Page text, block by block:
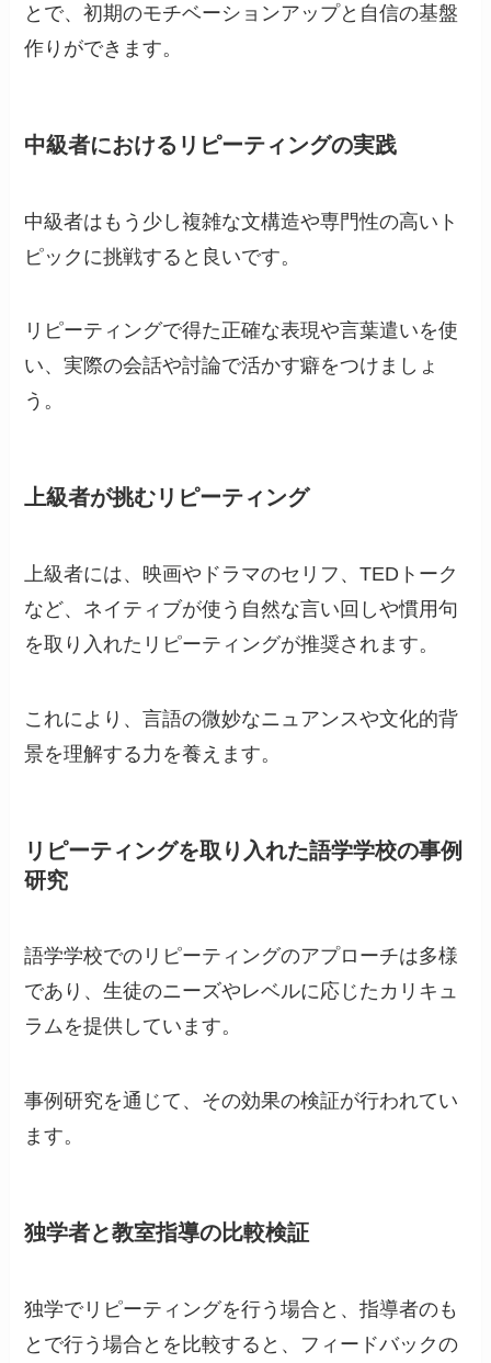
とで、初期のモチベーションアップと自信の基盤
作りができます。
中級者におけるリピーティングの実践
中級者はもう少し複雑な文構造や専門性の高いト
ピックに挑戦すると良いです。
リピーティングで得た正確な表現や言葉遣いを使
い、実際の会話や討論で活かす癖をつけましょ
う。
上級者が挑むリピーティング
上級者には、映画やドラマのセリフ、TEDトーク
など、ネイティブが使う自然な言い回しや慣用句
を取り入れたリピーティングが推奨されます。
これにより、言語の微妙なニュアンスや文化的背
景を理解する力を養えます。
リピーティングを取り入れた語学学校の事例
研究
語学学校でのリピーティングのアプローチは多様
であり、生徒のニーズやレベルに応じたカリキュ
ラムを提供しています。
事例研究を通じて、その効果の検証が行われてい
ます。
独学者と教室指導の比較検証
独学でリピーティングを行う場合と、指導者のも
とで行う場合とを比較すると、フィードバックの